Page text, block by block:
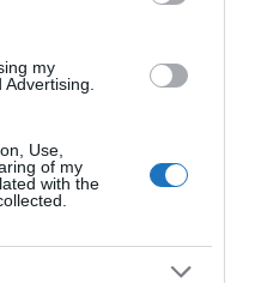
my
Use,
of my
with the
szállása
töltöttük, és annak
volt kegyes hozzánk
mégis csodálatosan
környezetben.
a